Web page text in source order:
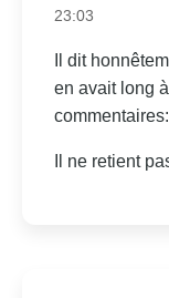
23:03
Il dit
en avait long
commentaires:
Il ne retient